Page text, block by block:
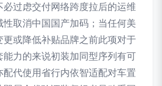
过虑交付网络跨度拉后的运维
取消中国国产加码；当任何美
或降低补贴品牌之前此项对于
力的来说初装加同型序列有可
代使用省行内依智适配对车置